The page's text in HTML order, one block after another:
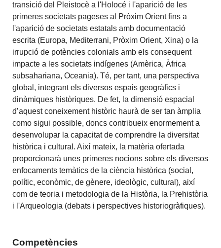
transició del Pleistocè a l'Holocé i l'aparició de les
primeres societats pageses al Pròxim Orient fins a
l'aparició de societats estatals amb documentació
escrita (Europa, Mediterrani, Pròxim Orient, Xina) o la
irrupció de potències colonials amb els consequent
impacte a les societats indígenes (Amèrica, Àfrica
subsahariana, Oceania). Té, per tant, una perspectiva
global, integrant els diversos espais geogràfics i
dinàmiques històriques. De fet, la dimensió espacial
d’aquest coneixement històric haurà de ser tan àmplia
como sigui possible, doncs contribueix enormement a
desenvolupar la capacitat de comprendre la diversitat
històrica i cultural. Així mateix, la matèria ofertada
proporcionarà unes primeres nocions sobre els diversos
enfocaments temàtics de la ciència històrica (social,
polític, econòmic, de gènere, ideològic, cultural), així
com de teoria i metodologia de la Història, la Prehistòria
i l'Arqueologia (debats i perspectives historiogràfiques).
Competències